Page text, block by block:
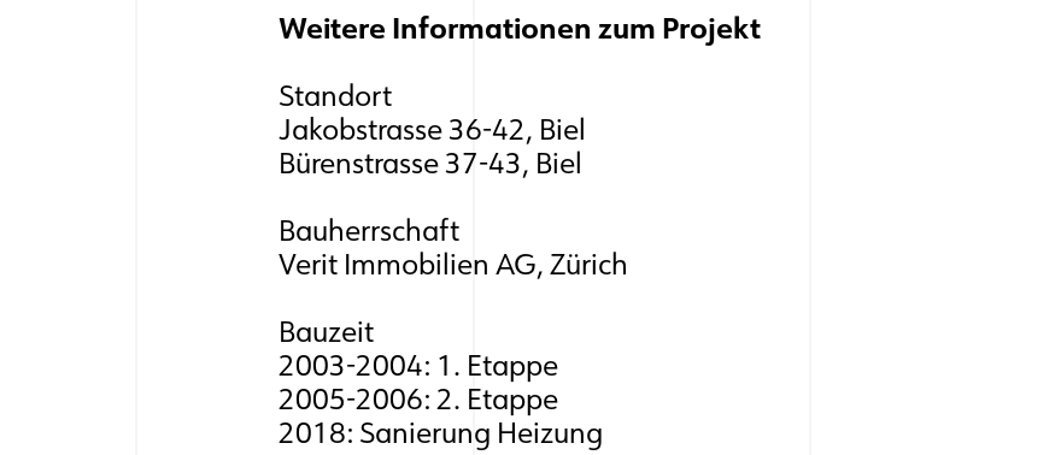
Weitere Informationen zum Projekt
Standort
Jakobstrasse 36-42, Biel
Bürenstrasse 37-43, Biel
Bauherrschaft
Verit Immobilien AG, Zürich
Bauzeit
2003-2004: 1. Etappe
2005-2006: 2. Etappe
2018: Sanierung Heizung